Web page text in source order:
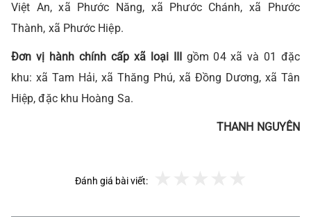
Việt An, xã Phước Năng, xã Phước Chánh, xã Phước
Thành, xã Phước Hiệp.
Đơn vị hành chính cấp xã loại IIIgồm 04 xã và 01 đặc
khu: xã Tam Hải, xã Thăng Phú, xã Đồng Dương, xã Tân
Hiệp, đặc khu Hoàng Sa.
THANH NGUYÊN
Đánh giá bài viết: